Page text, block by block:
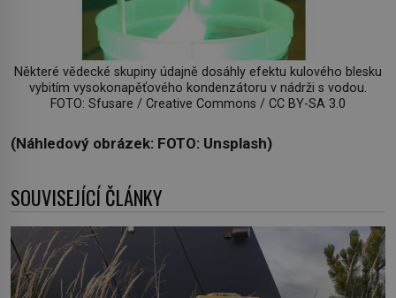
Některé vědecké skupiny údajně dosáhly efektu kulového blesku
vybitím vysokonapěťového kondenzátoru v nádrži s vodou.
FOTO: Sfusare / Creative Commons / CC BY-SA 3.0
(Náhledový obrázek: FOTO: Unsplash)
SOUVISEJÍCÍ ČLÁNKY